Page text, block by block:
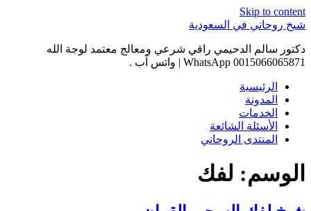
Skip to content
شيخ روحاني في السعودية
دكتور سالم الدحيمي راقي شرعي ومعالج معتمد لوجة الله
0015066065871 WhatsApp | واتس آب .
الرئيسية
المدونة
الخدمات
الأسئلة الشائعة
المنتدى الروحاني
الوسم: لفك